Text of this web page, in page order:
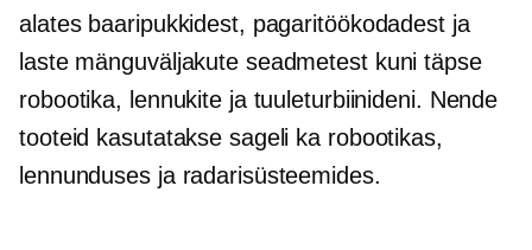
alates baaripukkidest, pagaritöökodadest ja
laste mänguväljakute seadmetest kuni täpse
robootika, lennukite ja tuuleturbiinideni. Nende
tooteid kasutatakse sageli ka robootikas,
lennunduses ja radarisüsteemides.